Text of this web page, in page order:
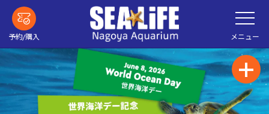
コ
ン
ン
ツ
へ
予約/購入
メ
ニ
ュ
ー
を
開
く
メニュー